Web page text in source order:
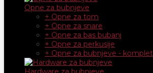
Opne za bubnjeve
+ Opne za tom
+ Opne za snare
+ Opne za bas bubanj
+ Opne za perkusije
+ Opne za bubnjeve - komplet